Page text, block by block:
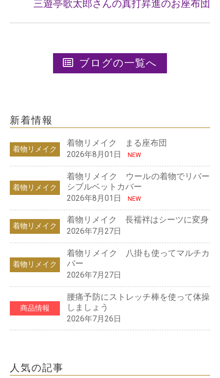
三遊亭歌太郎さんの真打昇進のお座布団
ブログの一覧へ
新着情報
着物リメイク
着物リメイク まる座布団
2026年8月01日
NEW
着物リメイク
着物リメイク ウールの着物でリバー
シブルベットカバー
2026年8月01日
NEW
着物リメイク
着物リメイク 長襦袢はシーツに変身
2026年7月27日
着物リメイク
着物リメイク 八掛も使ってマルチカ
バー
2026年7月27日
商品情報
腰痛予防にストレッチ棒を使って体操
しましょう
2026年7月26日
人気の記事